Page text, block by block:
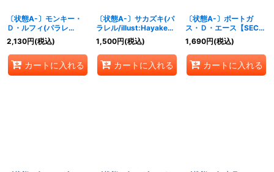
〔状態A-〕モンキー・
Ｄ・ルフィ(パラレ
ル/illust:Hachi
Takashi)【R/P】
{OP16-034}
2,130円(税込)
カートに入れる
〔状態A-〕サカズキ(パ
ラレル/illust:Hayaken-
sarena)【SR/P】
{OP16-065}
1,500円(税込)
カートに入れる
〔状態A-〕ポートガ
ス・Ｄ・エース【SEC】
{OP16-118}
1,690円(税込)
カートに入れる